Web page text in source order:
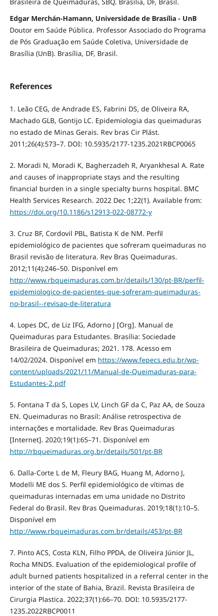
Edgar Merchán-Hamann, Universidade de Brasília - UnB
Doutor em Saúde Pública. Professor Associado do Programa
de Pós Graduação em Saúde Coletiva, Universidade de
Brasília (UnB). Brasília, DF, Brasil.
References
1. Leão CEG, de Andrade ES, Fabrini DS, de Oliveira RA,
Machado GLB, Gontijo LC. Epidemiologia das queimaduras
no estado de Minas Gerais. Rev bras Cir Plást.
2011;26(4):573–7. DOI: 10.5935/2177-1235.2021RBCP0065
2. Moradi N, Moradi K, Bagherzadeh R, Aryankhesal A. Rate
and causes of inappropriate stays and the resulting
financial burden in a single specialty burns hospital. BMC
Health Services Research. 2022 Dec 1;22(1). Available from:
https://doi.org/10.1186/s12913-022-08772-y
3. Cruz BF, Cordovil PBL, Batista K de NM. Perfil
epidemiológico de pacientes que sofreram queimaduras no
Brasil revisão de literatura. Rev Bras Queimaduras.
2012;11(4):246–50. Disponível em
http://www.rbqueimaduras.com.br/details/130/pt-BR/perfil-
epidemiologico-de-pacientes-que-sofreram-queimaduras-
no-brasil--revisao-de-literatura
4. Lopes DC, de Liz IFG, Adorno J [Org]. Manual de
Queimaduras para Estudantes. Brasília: Sociedade
Brasileira de Queimaduras; 2021. 178. Acesso em
14/02/2024. Disponível em https://www.fepecs.edu.br/wp-
content/uploads/2021/11/Manual-de-Queimaduras-para-
Estudantes-2.pdf
5. Fontana T da S, Lopes LV, Linch GF da C, Paz AA, de Souza
EN. Queimaduras no Brasil: Análise retrospectiva de
internações e mortalidade. Rev Bras Queimaduras
[Internet]. 2020;19(1):65–71. Disponível em
http://rbqueimaduras.org.br/details/501/pt-BR
6. Dalla-Corte L de M, Fleury BAG, Huang M, Adorno J,
Modelli ME dos S. Perfil epidemiológico de vítimas de
queimaduras internadas em uma unidade no Distrito
Federal do Brasil. Rev Bras Queimaduras. 2019;18(1):10–5.
Disponível em
http://www.rbqueimaduras.com.br/details/453/pt-BR
7. Pinto ACS, Costa KLN, Filho PPDA, de Oliveira Júnior JL,
Rocha MNDS. Evaluation of the epidemiological profile of
adult burned patients hospitalized in a referral center in the
interior of the state of Bahia, Brazil. Revista Brasileira de
Cirurgia Plastica. 2022;37(1):66–70. DOI: 10.5935/2177-
1235.2022RBCP0011